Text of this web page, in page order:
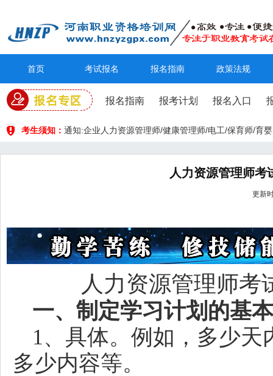
首页 考试报名 报名指南 政策法规
报名指南 报考计划 报名入口
考生须知： 通知:企业人力资源管理师/健康管理师/电工/保育师/育
人力资源管理师
更新
人力资源管理师考
一、制定学习计划的基
1、具体。例如，多少
多少内容等。